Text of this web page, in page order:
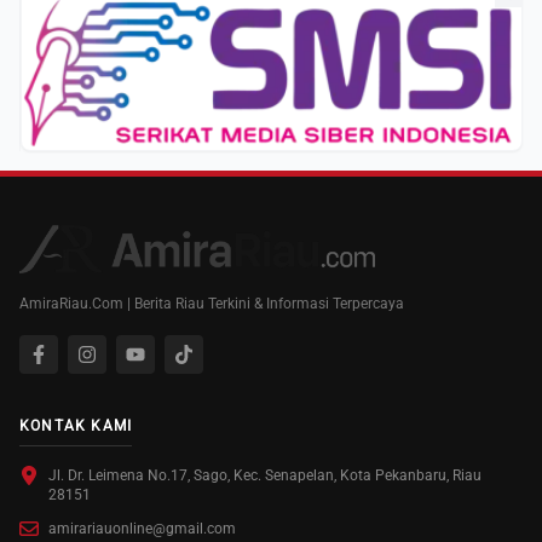
AmiraRiau.Com | Berita Riau Terkini & Informasi Terpercaya
KONTAK KAMI
Jl. Dr. Leimena No.17, Sago, Kec. Senapelan, Kota Pekanbaru, Riau
28151
amirariauonline@gmail.com